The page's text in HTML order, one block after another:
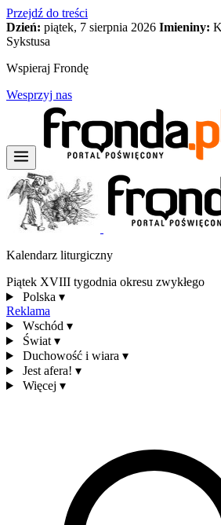
Przejdź do treści
Dzień: piątek, 7 sierpnia 2026 Imieniny:
Sykstusa
Wspieraj Frondę
Wesprzyj nas
Kalendarz liturgiczny
Piątek XVIII tygodnia okresu zwykłego
Polska ▾
Reklama
Wschód ▾
Świat ▾
Duchowość i wiara ▾
Jest afera! ▾
Więcej ▾